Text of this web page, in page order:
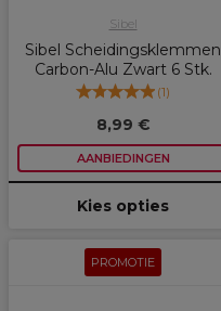
Sibel
Sibel Scheidingsklemmen
Carbon-Alu Zwart 6 Stk.
(1)
8,99 €
AANBIEDINGEN
Kies opties
PROMOTIE